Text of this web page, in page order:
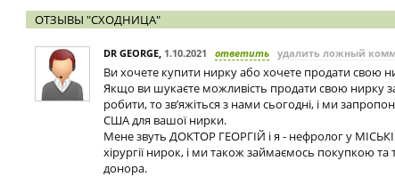
ОТЗЫВЫ "СХОДНИЦА"
DR GEORGE, 1.10.2021 ответить удалить ложный
Ви хочете купити нирку або хочете продати свою
Якщо ви шукаєте можливість продати свою нирку
робити, то зв’яжіться з нами сьогодні, і ми
США для вашої нирки.
Мене звуть ДОКТОР ГЕОРГІЙ і я - нефролог у
хірургії нирок, і ми також займаємось покупкою
донора.